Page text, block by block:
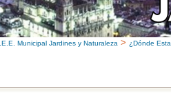
Municipal Jardines y Naturaleza > ¿Dónde